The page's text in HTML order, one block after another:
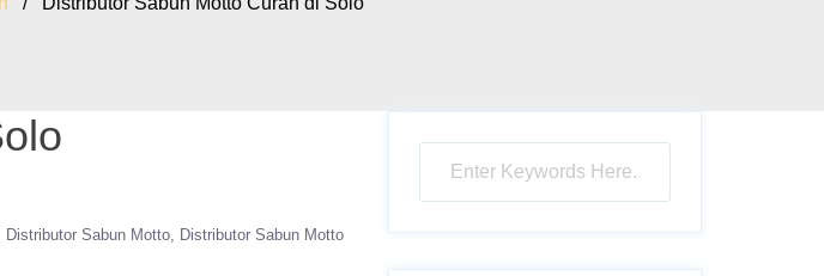
Distributor Sabun Motto
Distributor Sabun Motto